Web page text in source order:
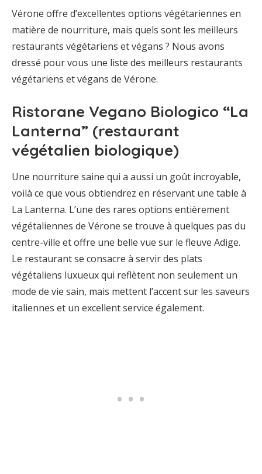
Vérone offre d’excellentes options végétariennes en
matière de nourriture, mais quels sont les meilleurs
restaurants végétariens et végans ? Nous avons
dressé pour vous une liste des meilleurs restaurants
végétariens et végans de Vérone.
Ristorane Vegano Biologico “La
Lanterna” (restaurant
végétalien biologique)
Une nourriture saine qui a aussi un goût incroyable,
voilà ce que vous obtiendrez en réservant une table à
La Lanterna. L’une des rares options entièrement
végétaliennes de Vérone se trouve à quelques pas du
centre-ville et offre une belle vue sur le fleuve Adige.
Le restaurant se consacre à servir des plats
végétaliens luxueux qui reflètent non seulement un
mode de vie sain, mais mettent l’accent sur les saveurs
italiennes et un excellent service également.